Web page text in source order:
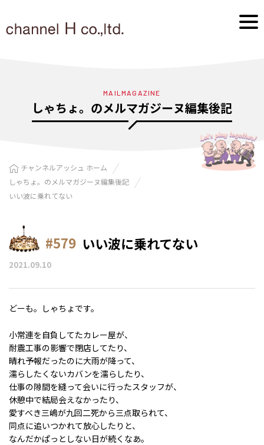
MAILMAGAZINE
しゃちょ。のメルマガジーヌ編集後記
チャンネルアッシュ ホーム
しゃちょ。のメルマガジーヌ編集後記
いい波に乗れてない
#579 いい波に乗れてない
2021.09.10
どーも。しゃちょです。
小常連を自負してたカレー屋が、
耐震工事の影響で閉店してたり、
晴れ予報だったのに大雨が降って、
濡らしたくないカバンを濡らしたり、
仕事の隙間を縫って会いに行ったスタッフが、
休憩中で結局会えなかったり、
愛すべき三嶋が九回二死から三点取られて、
同点に追いつかれて放心したりと、
なんだかぱっとしない日が続くなあ。